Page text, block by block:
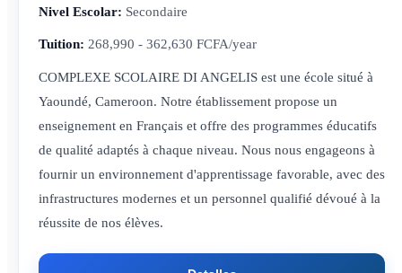
Nivel Escolar: Secondaire
Tuition: 268,990 - 362,630 FCFA/year
COMPLEXE SCOLAIRE DI ANGELIS est une école situé à
Yaoundé, Cameroon. Notre établissement propose un
enseignement en Français et offre des programmes éducatifs
de qualité adaptés à chaque niveau. Nous nous engageons à
fournir un environnement d'apprentissage favorable, avec des
infrastructures modernes et un personnel qualifié dévoué à la
réussite de nos élèves.